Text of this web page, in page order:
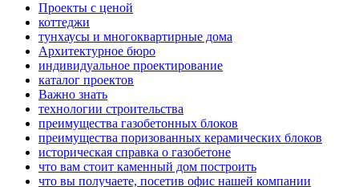
Проекты с ценой
коттеджи
тунхаусы и многоквартирные дома
Архитектурное бюро
индивидуальное проектирование
каталог проектов
Важно знать
технологии строительства
преимущества газобетонных блоков
преимущества поризованных керамических блоков
историческая справка о газобетоне
что вам стоит каменный дом построить
что вы получаете, посетив офис нашей компании